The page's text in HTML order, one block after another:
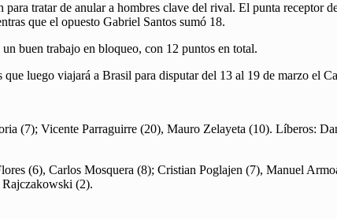
para tratar de anular a hombres clave del rival. El punta
que el opuesto Gabriel Santos sumó 18.
buen trabajo en bloqueo, con 12 puntos en total.
luego viajará a Brasil para disputar del 13 al 19 de marzo el
(7); Vicente Parraguirre (20), Mauro Zelayeta (10). Líberos:
(6), Carlos Mosquera (8); Cristian Poglajen (7), Manuel
(2).